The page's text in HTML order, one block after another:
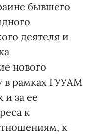
бывшего
деятеля и
нового
в рамках ГУУАМ
и за ее
к
к